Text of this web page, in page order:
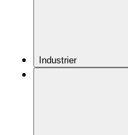
Industrier